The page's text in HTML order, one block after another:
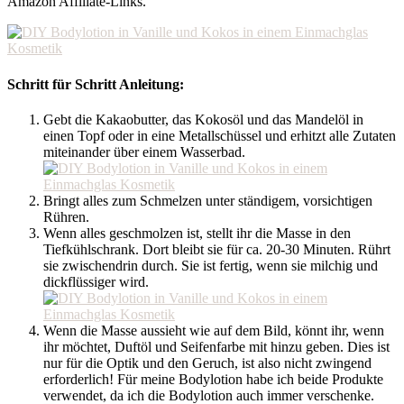
Schritt für Schritt Anleitung:
Gebt die Kakaobutter, das Kokosöl und das Mandelöl in
einen Topf oder in eine Metallschüssel und erhitzt alle Zutaten
miteinander über einem Wasserbad.
Bringt alles zum Schmelzen unter ständigem, vorsichtigen
Rühren.
Wenn alles geschmolzen ist, stellt ihr die Masse in den
Tiefkühlschrank. Dort bleibt sie für ca. 20-30 Minuten. Rührt
sie zwischendrin durch. Sie ist fertig, wenn sie milchig und
dickflüssiger wird.
Wenn die Masse aussieht wie auf dem Bild, könnt ihr, wenn
ihr möchtet, Duftöl und Seifenfarbe mit hinzu geben. Dies ist
nur für die Optik und den Geruch, ist also nicht zwingend
erforderlich! Für meine Bodylotion habe ich beide Produkte
verwendet, da ich die Bodylotion auch immer verschenke.